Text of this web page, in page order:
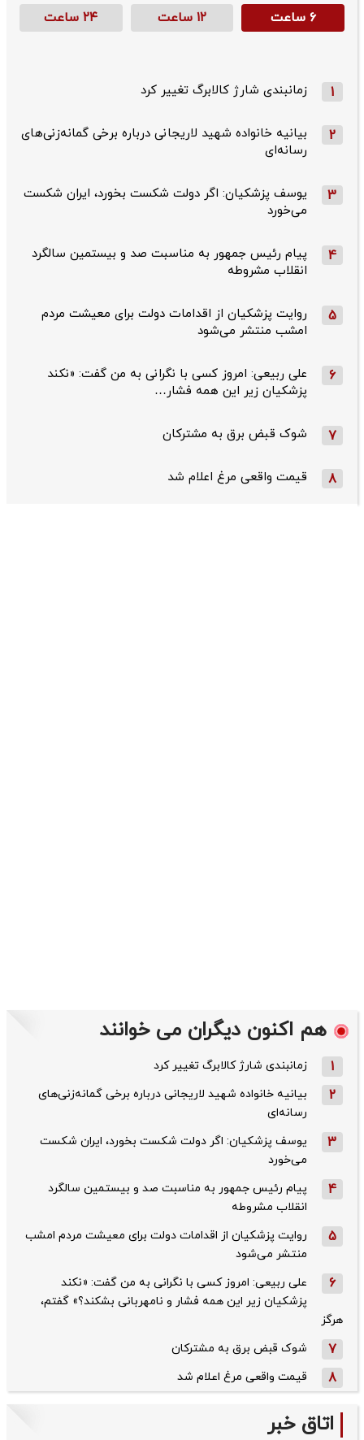
۶ ساعت ۱۲ ساعت ۲۴ ساعت
1 زمانبندی شارژ کالابرگ تغییر کرد
2
بیانیه خانواده شهید لاریجانی درباره برخی گمانه‌زنی‌های
رسانه‌ای
3
یوسف پزشکیان: اگر دولت شکست بخورد، ایران شکست
می‌خورد
4
پیام رئیس جمهور به مناسبت صد و بیستمین سالگرد
انقلاب مشروطه
5
روایت پزشکیان از اقدامات دولت برای معیشت مردم
امشب منتشر می‌شود
6
علی ربیعی: امروز کسی با نگرانی به من گفت: «نکند
پزشکیان زیر این همه فشار…
7 شوک قبض برق به مشترکان
8 قیمت واقعی مرغ اعلام شد
هم اکنون دیگران می خوانند
1 زمانبندی شارژ کالابرگ تغییر کرد
2
بیانیه خانواده شهید لاریجانی درباره برخی گمانه‌زنی‌های
رسانه‌ای
3
یوسف پزشکیان: اگر دولت شکست بخورد، ایران شکست
می‌خورد
4
پیام رئیس جمهور به مناسبت صد و بیستمین سالگرد
انقلاب مشروطه
5
روایت پزشکیان از اقدامات دولت برای معیشت مردم امشب
منتشر می‌شود
6
علی ربیعی: امروز کسی با نگرانی به من گفت: «نکند
پزشکیان زیر این همه فشار و نامهربانی بشکند؟» گفتم،
هرگز
7 شوک قبض برق به مشترکان
8 قیمت واقعی مرغ اعلام شد
اتاق خبر